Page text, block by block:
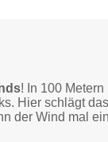
! In 100 Metern
Hier schlägt das
der Wind mal ein